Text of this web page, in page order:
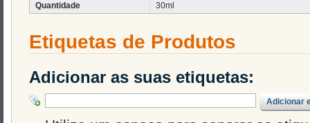
Quantidade
30ml
Etiquetas de Produtos
Adicionar as suas etiquetas:
Adicionar